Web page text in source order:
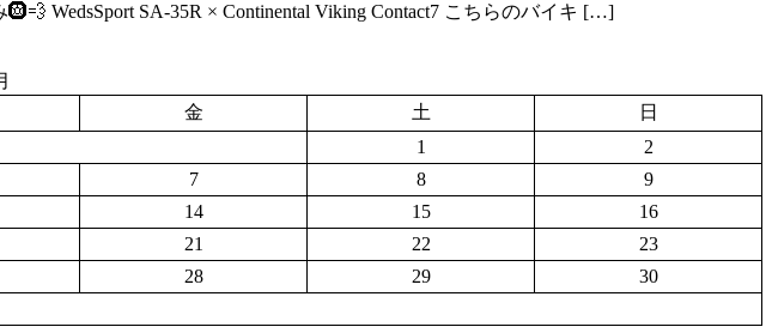
WedsSport SA-35R × Continental Viking Contact7 こちらのバイキ […]
金 土
日
1
2
7 8
9
14 15
16
21 22
23
28 29
30